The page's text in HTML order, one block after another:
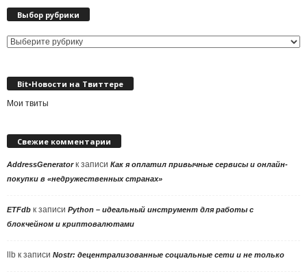
Выбор рубрики
Выбор
Bit•Новости на Твиттере
Мои твиты
Свежие комментарии
AddressGeneratorк записи Как я оплатил привычные сервисы и онлайн-
покупки в «недружественных странах»
ETFdb к записи Python – идеальный инструмент для работы с
блокчейном и криптовалютами
llb к записи Nostr: децентрализованные социальные сети и не только